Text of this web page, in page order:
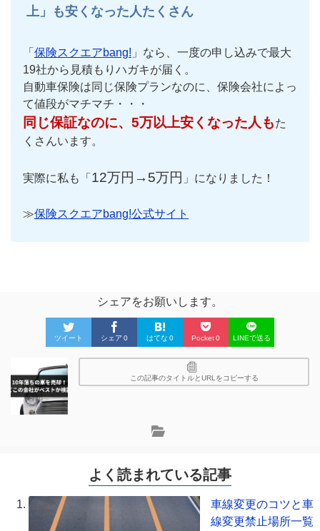
上」も安くなった人たくさん
「 保険スクエアbang! 」なら、一度の申し込みで最大
19社から見積もりハガキが届く。
自動車保険は同じ保険プランなのに、保険会社によっ
て値段がマチマチ・・・
同じ保証なのに、5万以上安くなった人もた
くさんいます。
実際に私も「 12万円→5万円 」になりました！
≫保険スクエアbang!公式サイト
シェアをお願いします。
ツイート シェア 0 はてな 0 Pocket0 LINEで送る
この記事のタイトルとURLをコピーする
よく読まれている記事
車線変更のコツと車
線変更禁止場所一覧